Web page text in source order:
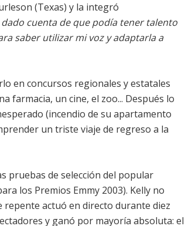
(Texas) y la integró
dado cuenta de que podía tener talento
saber utilizar mi voz y adaptarla a
en concursos regionales y estatales
farmacia, un cine, el zoo... Después lo
(incendio de su apartamento
un triste viaje de regreso a la
pruebas de selección del popular
los Premios Emmy 2003). Kelly no
repente actuó en directo durante diez
y ganó por mayoría absoluta: el